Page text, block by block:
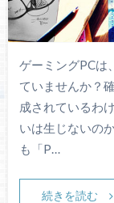
ゲーミングPCは
ていませんか？
成されているわ
いは生じないの
も「P…
続きを読む